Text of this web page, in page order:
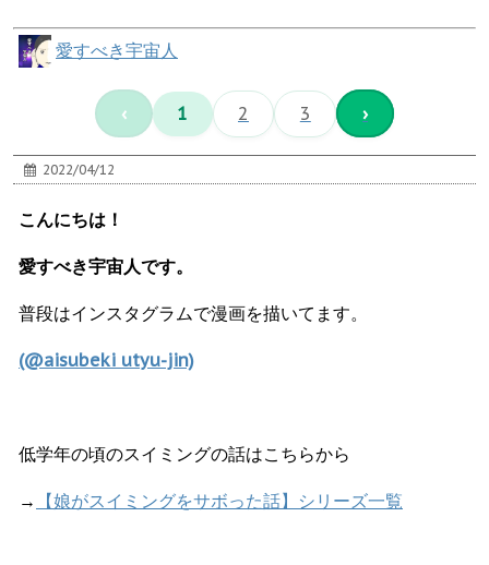
愛すべき宇宙人
‹ 1 2 3 ›
2022/04/12
こんにちは！
愛すべき宇宙人です。
普段はインスタグラムで漫画を描いてます。
(@aisubeki utyu-jin)
低学年の頃のスイミングの話はこちらから
→ 【娘がスイミングをサボった話】シリーズ一覧